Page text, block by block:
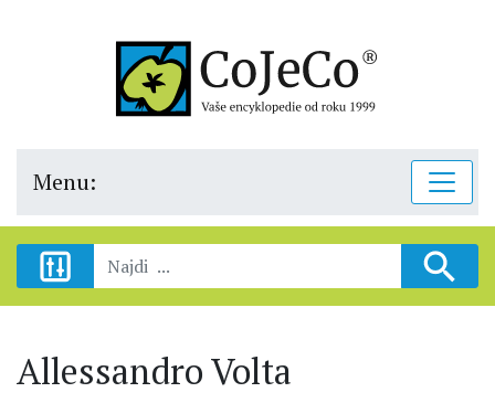
Menu:
Allessandro Volta